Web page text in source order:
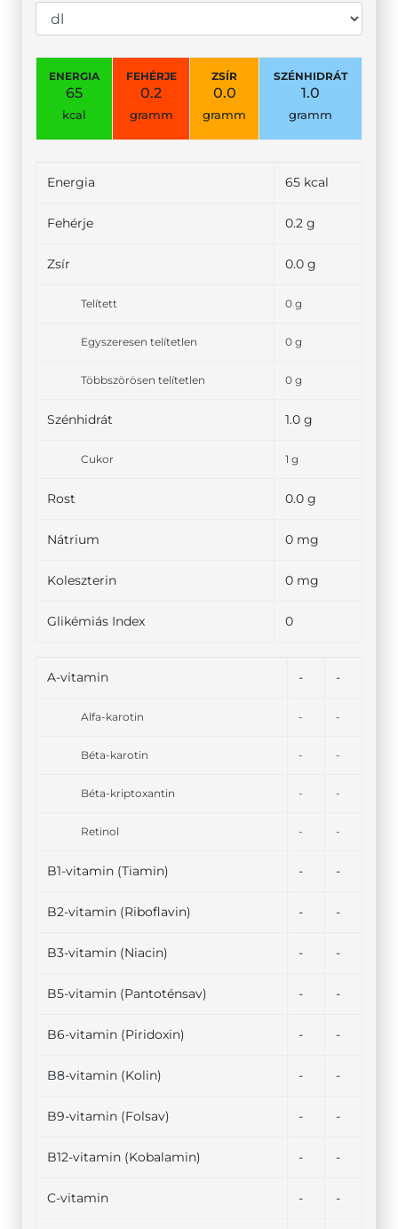
ENERGIA
65
kcal
FEHÉRJE
0.2
gramm
ZSÍR
0.0
gramm
SZÉNHIDRÁT
1.0
gramm
Energia 65 kcal
Fehérje 0.2 g
Zsír 0.0 g
Telített 0 g
Egyszeresen telítetlen 0 g
Többszörösen telítetlen 0 g
Szénhidrát 1.0 g
Cukor 1 g
Rost 0.0 g
Nátrium 0 mg
Koleszterin 0 mg
Glikémiás Index 0
A-vitamin - -
Alfa-karotin - -
Béta-karotin - -
Béta-kriptoxantin - -
Retinol - -
B1-vitamin (Tiamin) - -
B2-vitamin (Riboflavin) - -
B3-vitamin (Niacin) - -
B5-vitamin (Pantoténsav) - -
B6-vitamin (Piridoxin) - -
B8-vitamin (Kolin) - -
B9-vitamin (Folsav) - -
B12-vitamin (Kobalamin) - -
C-vitamin - -